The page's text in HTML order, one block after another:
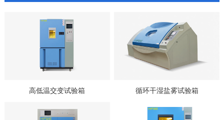
高低温交变试验箱 循环干湿盐雾试验箱